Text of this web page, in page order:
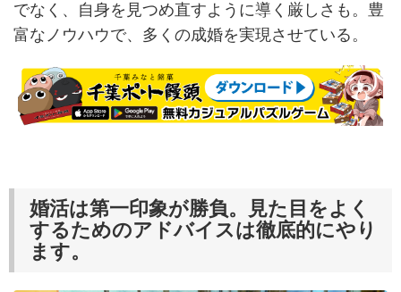
でなく、自身を見つめ直すように導く厳しさも。豊
富なノウハウで、多くの成婚を実現させている。
婚活は第一印象が勝負。見た目をよく
するためのアドバイスは徹底的にやり
ます。